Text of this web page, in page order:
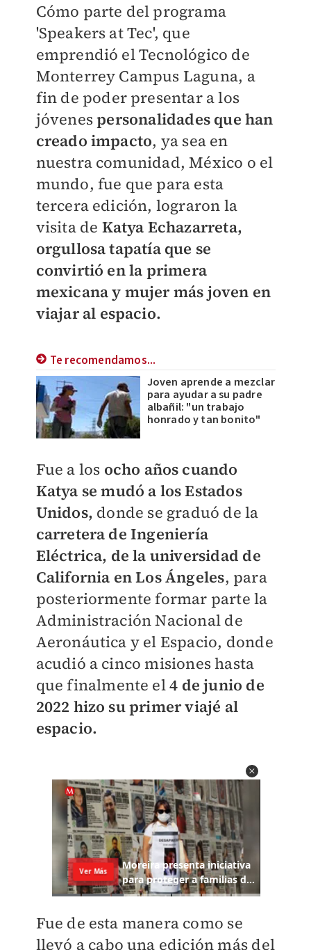
Cómo parte del programa
'Speakers at Tec', que
emprendió el Tecnológico de
Monterrey Campus Laguna, a
fin de poder presentar a los
jóvenespersonalidades que han
creado impacto, ya sea en
nuestra comunidad, México o el
mundo, fue que para esta
tercera edición, lograron la
visita de Katya Echazarreta,
orgullosa tapatía que se
convirtió en la primera
mexicana y mujer más joven en
viajar al espacio.
Te recomendamos...
Joven aprende a mezclar
para ayudar a su padre
albañil: "un trabajo
honrado y tan bonito"
Fue a los ocho años cuando
Katya se mudó a los Estados
Unidos, donde se graduó de la
carretera de Ingeniería
Eléctrica, de la universidad de
California en Los Ángeles, para
posteriormente formar parte la
Administración Nacional de
Aeronáutica y el Espacio, donde
acudió a cinco misiones hasta
que finalmente el4 de junio de
2022 hizo su primer viajé al
espacio.
Fue de esta manera como se
llevó a cabo una edición más del